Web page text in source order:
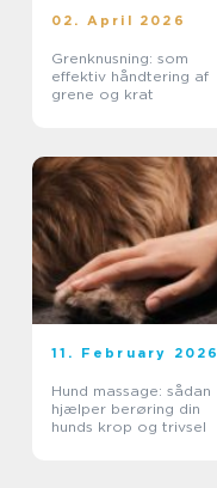
02. April 2026
Grenknusning: som
effektiv håndtering af
grene og krat
11. February 2026
Hund massage: sådan
hjælper berøring din
hunds krop og trivsel